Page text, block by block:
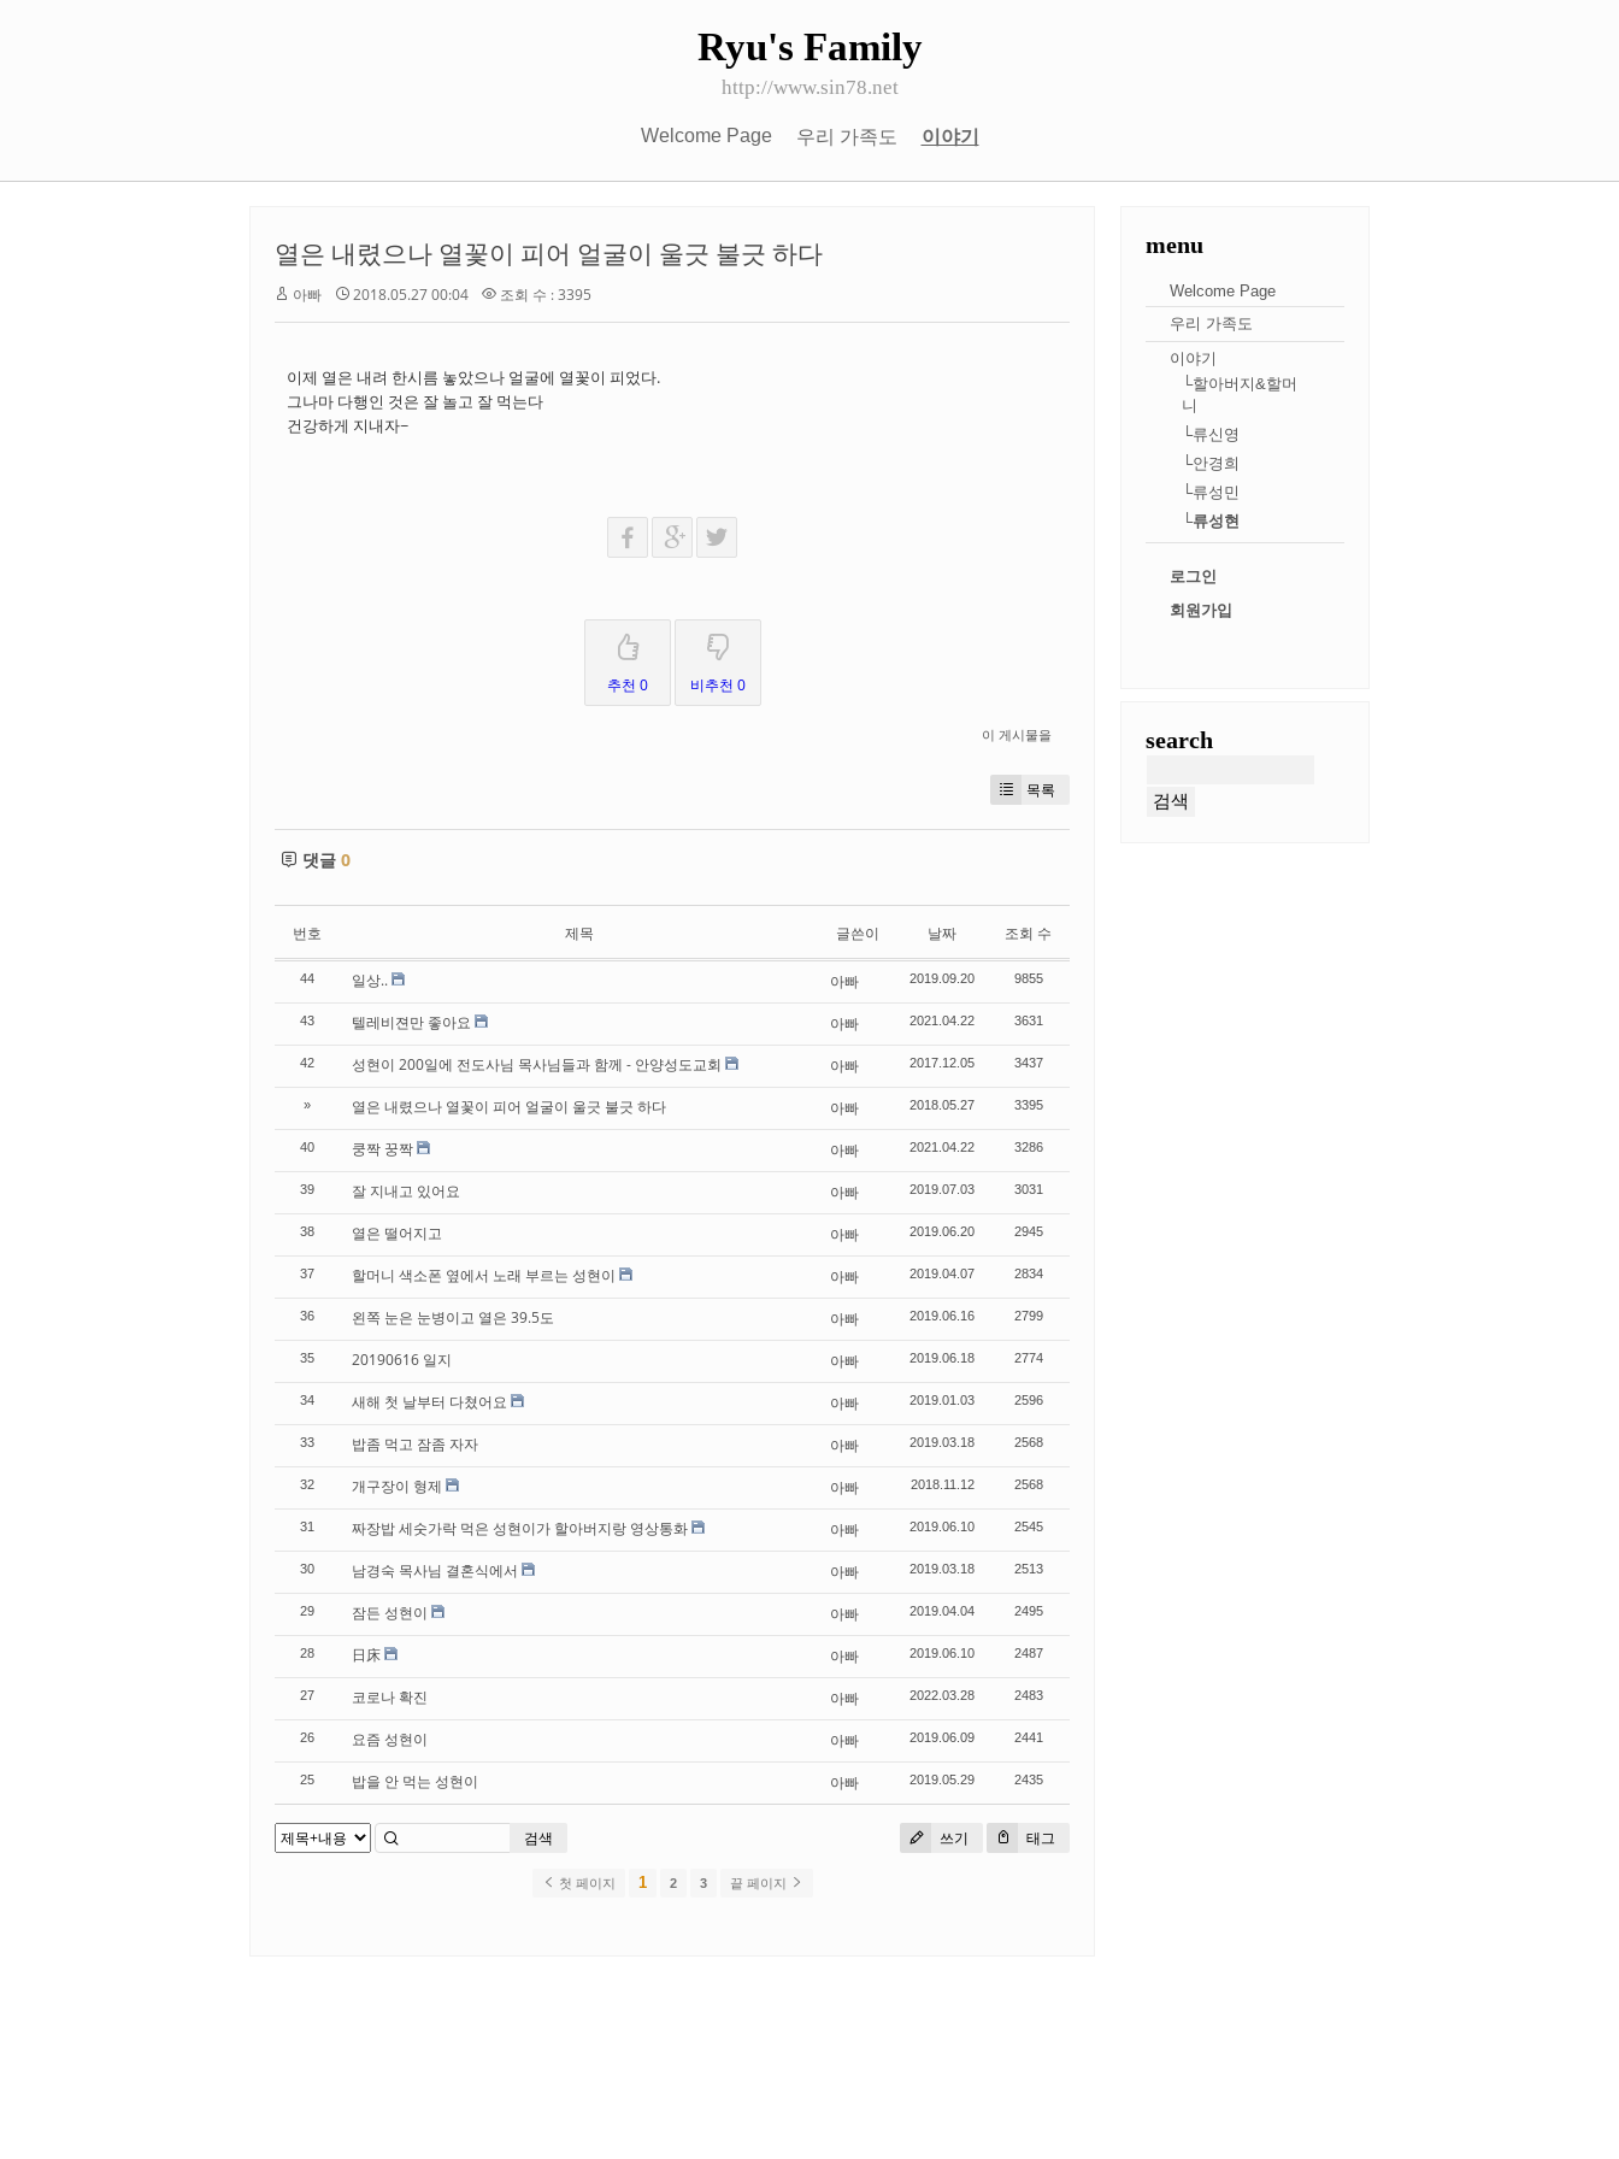
Ryu's Family
http://www.sin78.net
Welcome Page 우리 가족도 이야기
열은 내렸으나 열꽃이 피어 얼굴이 울긋 불긋 하다
아빠 2018.05.27 00:04 조회 수 : 3395
이제 열은 내려 한시름 놓았으나 얼굴에 열꽃이 피었다.
그나마 다행인 것은 잘 놀고 잘 먹는다
건강하게 지내자~
추천 0 비추천 0
이 게시물을
목록
댓글 0
번호 제목 글쓴이 날짜 조회 수
44 일상.. 아빠 2019.09.20 9855
43 텔레비젼만 좋아요 아빠 2021.04.22 3631
42 성현이 200일에 전도사님 목사님들과 함께 - 안양성도교회 아빠 2017.12.05 3437
» 열은 내렸으나 열꽃이 피어 얼굴이 울긋 불긋 하다 아빠 2018.05.27 3395
40 쿵짝 꿍짝 아빠 2021.04.22 3286
39 잘 지내고 있어요 아빠 2019.07.03 3031
38 열은 떨어지고 아빠 2019.06.20 2945
37 할머니 색소폰 옆에서 노래 부르는 성현이 아빠 2019.04.07 2834
36 왼쪽 눈은 눈병이고 열은 39.5도 아빠 2019.06.16 2799
35 20190616 일지 아빠 2019.06.18 2774
34 새해 첫 날부터 다쳤어요 아빠 2019.01.03 2596
33 밥좀 먹고 잠좀 자자 아빠 2019.03.18 2568
32 개구장이 형제 아빠 2018.11.12 2568
31 짜장밥 세숫가락 먹은 성현이가 할아버지랑 영상통화 아빠 2019.06.10 2545
30 남경숙 목사님 결혼식에서 아빠 2019.03.18 2513
29 잠든 성현이 아빠 2019.04.04 2495
28 日床 아빠 2019.06.10 2487
27 코로나 확진 아빠 2022.03.28 2483
26 요즘 성현이 아빠 2019.06.09 2441
25 밥을 안 먹는 성현이 아빠 2019.05.29 2435
쓰기 태그
검색
첫 페이지 1 2 3 끝 페이지
menu
Welcome Page
우리 가족도
이야기
└할아버지&할머
니
└류신영
└안경희
└류성민
└류성현
로그인
회원가입
search